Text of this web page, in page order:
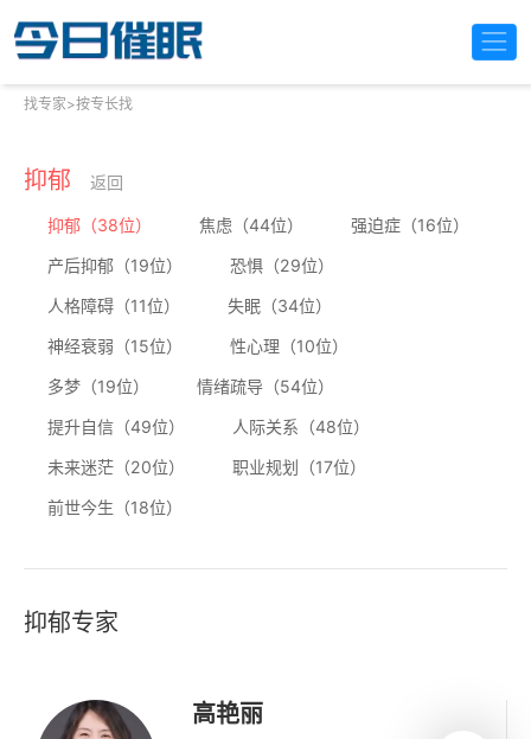
找专家>按专长找
抑郁 返回
抑郁（38位） 焦虑（44位）
强迫症（16位）
产后抑郁（19位）
恐惧（29位）
人格障碍（11位）
失眠（34位）
神经衰弱（15位）
性心理（10位）
多梦（19位）
情绪疏导（54位）
提升自信（49位）
人际关系（48位）
未来迷茫（20位）
职业规划（17位）
前世今生（18位）
抑郁专家
高艳丽